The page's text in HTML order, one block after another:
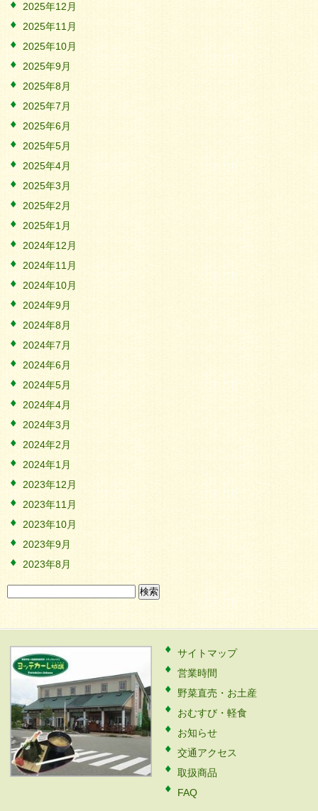
2025年12月
2025年11月
2025年10月
2025年9月
2025年8月
2025年7月
2025年6月
2025年5月
2025年4月
2025年3月
2025年2月
2025年1月
2024年12月
2024年11月
2024年10月
2024年9月
2024年8月
2024年7月
2024年6月
2024年5月
2024年4月
2024年3月
2024年2月
2024年1月
2023年12月
2023年11月
2023年10月
2023年9月
2023年8月
検
索:
サイトマップ
営業時間
野菜直売・お土産
おむすび・軽食
お知らせ
交通アクセス
取扱商品
FAQ